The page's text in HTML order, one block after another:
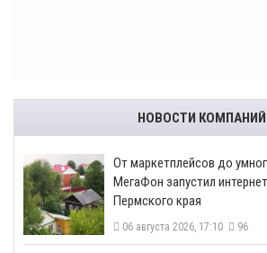
НОВОСТИ КОМПАНИЙ
От маркетплейсов до
МегаФон запустил
Пермского края
06 августа 2026, 17:10 96